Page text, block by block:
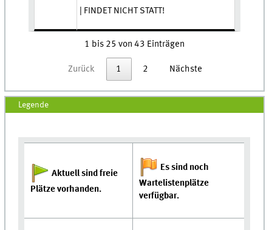
| FINDET NICHT STATT!
1 bis 25 von 43 Einträgen
Zurück 1 2 Nächste
Legende
Aktuell sind freie
Plätze vorhanden.
Es sind noch
Wartelistenplätze
verfügbar.